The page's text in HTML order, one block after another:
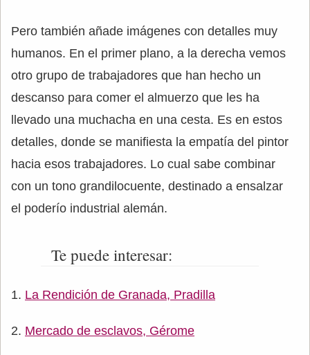
Pero también añade imágenes con detalles muy
humanos. En el primer plano, a la derecha vemos
otro grupo de trabajadores que han hecho un
descanso para comer el almuerzo que les ha
llevado una muchacha en una cesta. Es en estos
detalles, donde se manifiesta la empatía del pintor
hacia esos trabajadores. Lo cual sabe combinar
con un tono grandilocuente, destinado a ensalzar
el poderío industrial alemán.
Te puede interesar:
La Rendición de Granada, Pradilla
Mercado de esclavos, Gérome